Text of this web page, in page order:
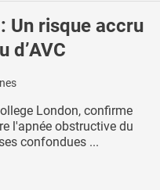
Un risque accru
d’AVC
London, confirme
l'apnée obstructive du
confondues ...